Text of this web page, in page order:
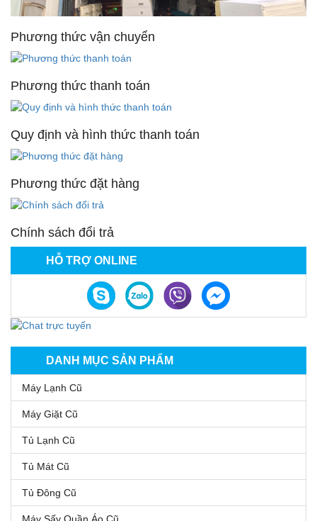
HỖ TRỢ ONLINE
DANH MỤC SẢN PHẨM
Máy Lạnh Cũ
Máy Giặt Cũ
Tủ Lạnh Cũ
Tủ Mát Cũ
Tủ Đông Cũ
Phương thức vận chuyển
Phương thức thanh toán
Quy định và hình thức thanh toán
Phương thức đặt hàng
Chính sách đổi trả